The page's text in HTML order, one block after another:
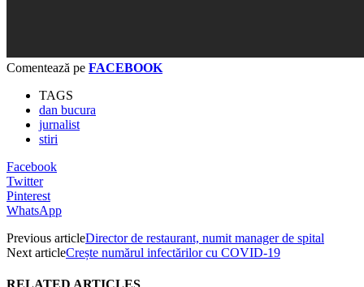
Comentează pe FACEBOOK
TAGS
dan bucura
jurnalist
stiri
Facebook
Twitter
Pinterest
WhatsApp
Previous articleDirector de restaurant, numit manager de spital
Next articleCrește numărul infectărilor cu COVID-19
RELATED ARTICLES